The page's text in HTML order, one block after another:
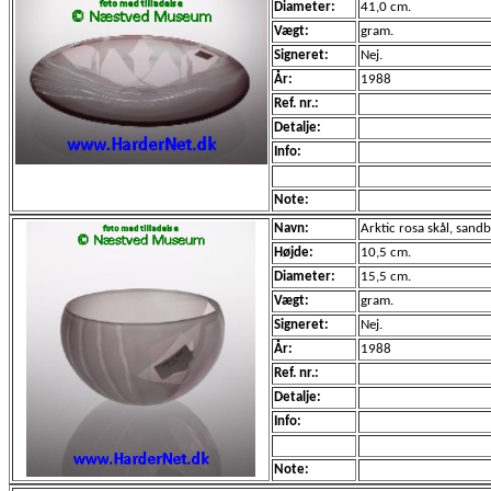
Diameter:
41,0 cm.
Vægt:
gram.
Signeret:
Nej.
År:
1988
Ref. nr.:
Detalje:
Info:
Note:
Navn:
Arktic rosa skål,
Højde:
10,5 cm.
Diameter:
15,5 cm.
Vægt:
gram.
Signeret:
Nej.
År:
1988
Ref. nr.:
Detalje:
Info:
Note: